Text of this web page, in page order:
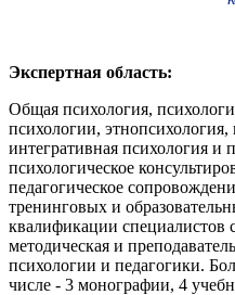
Экспертная область:
Общая психология,
психологии, этнопсихология,
интегративная психология и
психологическое
педагогическое
тренинговых и
квалификации специалистов
методическая и
психологии и педагогики.
числе - 3 монографии, 4